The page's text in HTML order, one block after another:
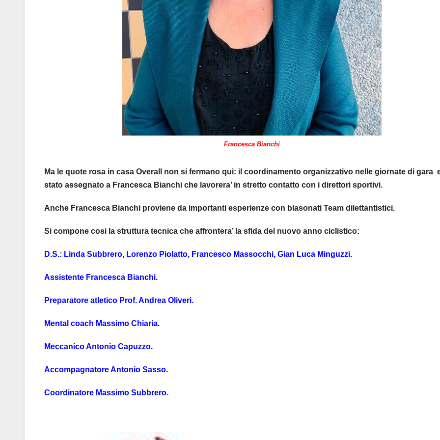
Francesca Bianchi
Ma le quote rosa in casa Overall non si fermano qui: il coordinamento organizzativo nelle giornate di gara
stato assegnato a Francesca Bianchi che lavorera’ in stretto contatto con i direttori sportivi.
Anche Francesca Bianchi proviene da importanti esperienze con blasonati Team dilettantistici.
Si compone cosi la struttura tecnica che affrontera’ la sfida del nuovo anno ciclistico:
D.S.: Linda Subbrero, Lorenzo Piolatto, Francesco Massocchi, Gian Luca Minguzzi.
Assistente Francesca Bianchi.
Preparatore atletico Prof. Andrea Oliveri.
Mental coach Massimo Chiaria.
Meccanico Antonio Capuzzo.
Accompagnatore Antonio Sasso.
Coordinatore Massimo Subbrero.